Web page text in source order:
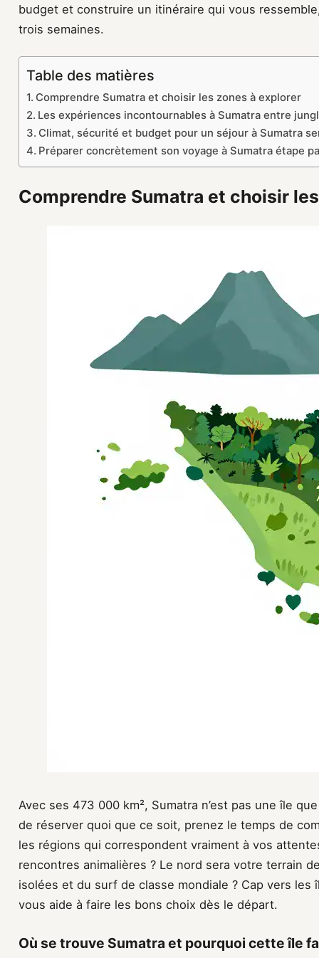
budget et construire un itinéraire qui vous
trois semaines.
Table des matières
Comprendre Sumatra et choisir les zones à explorer
Les expériences incontournables à Sumatra entre
Climat, sécurité et budget pour un séjour à Sumatra
Préparer concrètement son voyage à Sumatra étape
Comprendre Sumatra et choisir
Avec ses 473 000 km², Sumatra n’est pas une île
de réserver quoi que ce soit, prenez le temps de
les régions qui correspondent vraiment à vos
rencontres animalières ? Le nord sera votre terrain
isolées et du surf de classe mondiale ? Cap vers
vous aide à faire les bons choix dès le départ.
Où se trouve Sumatra et pourquoi cette île